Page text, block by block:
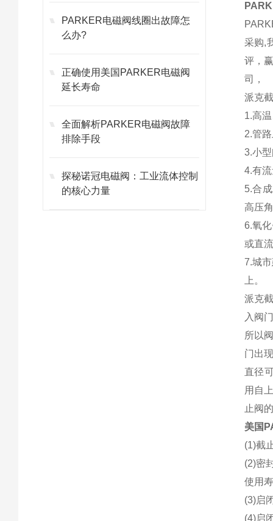
PARKER电磁阀线圈出故障怎
么办?
正确使用美国PARKER电磁阀
延长寿命
全面解析PARKER电磁阀故障
排除手段
探秘诺冠电磁阀：工业流体控制
的核心力量
采购,
评，
司，
派克
1.高
2.管
3.小
4.有
5.合
高压
6.氧
或直
7.城
上。
派克
入阀
所以
门出
直径
用自
止阀
美国
(1)截
(2)密
使用
(3)启
(4)启